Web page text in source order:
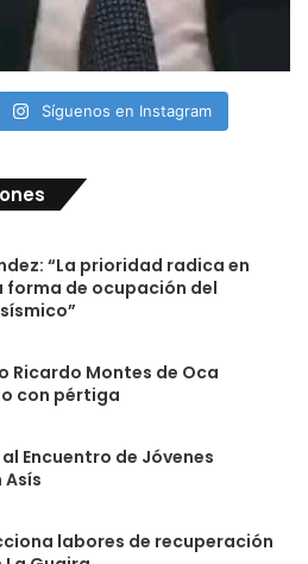
Síguenos en Instagram
“La prioridad radica en
forma de ocupación del
Ricardo Montes de Oca
con pértiga
Encuentro de Jóvenes
Asís
labores de recuperación